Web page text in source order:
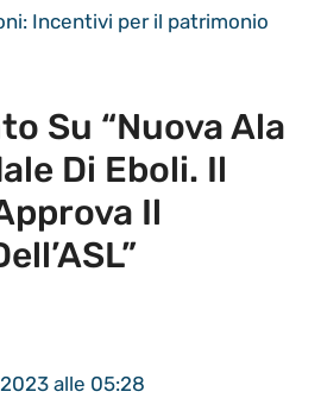
Incentivi per il patrimonio
Su “Nuova Ala
Di Eboli. Il
Il
alle 05:28